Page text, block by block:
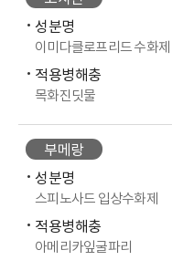
성분명
이미다클로프리드 수화제
적용병해충
목화진딧물
부메랑
성분명
스피노사드 입상수화제
적용병해충
아메리카잎굴파리